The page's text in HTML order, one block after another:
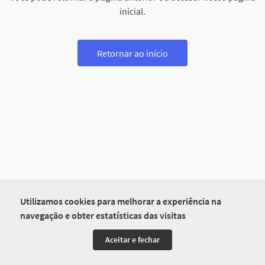
Utilizamos cookies para melhorar a experiência na
navegação e obter estatísticas das visitas
Aceitar e fechar
inicial.
Retornar ao início